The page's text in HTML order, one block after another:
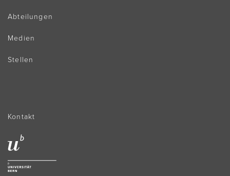
Abteilungen
Medien
Stellen
Kontakt